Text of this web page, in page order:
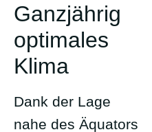
Ganzjährig
optimales
Klima
Dank der Lage
nahe des Äquators